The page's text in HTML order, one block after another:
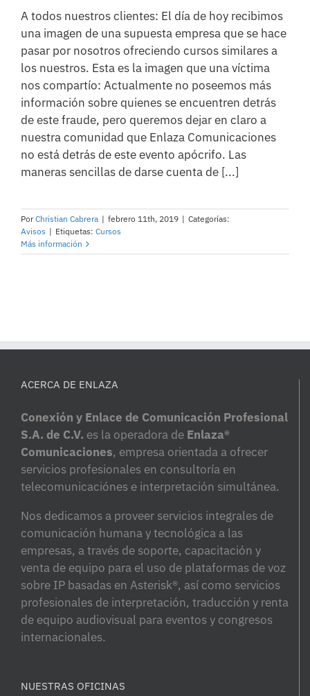
A todos nuestros clientes: El día de hoy recibimos
una imagen de una supuesta empresa que se hace
pasar por nosotros ofreciendo cursos similares a
los nuestros. Esta es la imagen que una víctima
nos compartío: Actualmente no poseemos más
información sobre quienes se encuentren detrás
de este fraude, pero queremos dejar en claro a
nuestra comunidad que Enlaza Comunicaciones
no está detrás de este evento apócrifo. Las
maneras sencillas de darse cuenta de [...]
PorChristian Cabrera | febrero 11th, 2019 | Categorías:
Avisos | Etiquetas: Cursos
Más información
ACERCA DE ENLAZA
Conexión y Enlace de Comunicación Profesional
S.A. de C.V. es la operadora de Enlaza®
Comunicaciones, empresa orientada a ofrecer
servicios profesionales en consultoría en
telecomunicaciónes e interpretación simultánea.
Nos dedicamos a proveer servicios integrales de
comunicación humana y tecnológica a las
empresas, a través de soporte, capacitación y
venta de equipo para el uso de plataformas de voz
sobre IP basadas en Asterisk®, así como servicios
profesionales de interpretación, traducción y renta
de equipo audiovisual para eventos y congresos
internacionales.
NUESTRAS OFICINAS